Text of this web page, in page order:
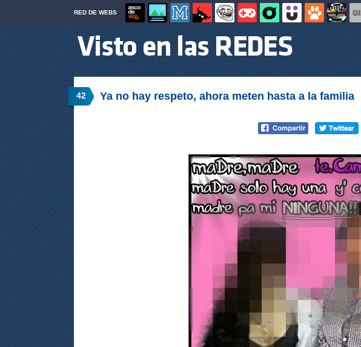
RED DE WEBS
42 Ya no hay respeto, ahora meten hasta a la familia